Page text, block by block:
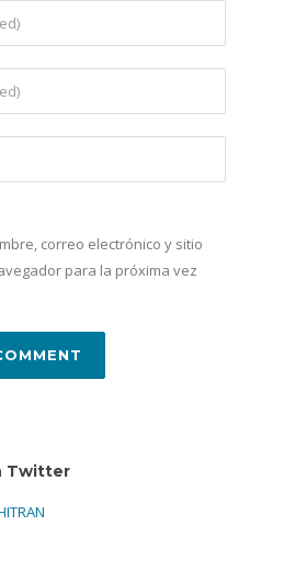
correo electrónico y sitio
para la próxima vez
Twitter